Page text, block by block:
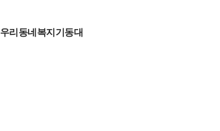
우리동네복지기동대